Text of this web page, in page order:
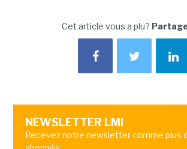
Cet article vous a plu?
NEWSLETTER LMI
Recevez notre newsletter comme plus